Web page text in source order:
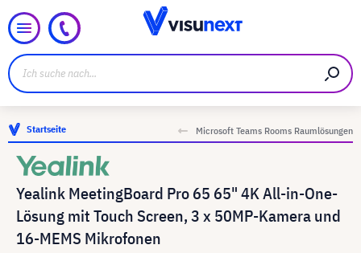
Startseite Microsoft Teams Rooms Raumlösungen
Yealink MeetingBoard Pro 65 65" 4K All-in-One-
Lösung mit Touch Screen, 3 x 50MP-Kamera und
16-MEMS Mikrofonen